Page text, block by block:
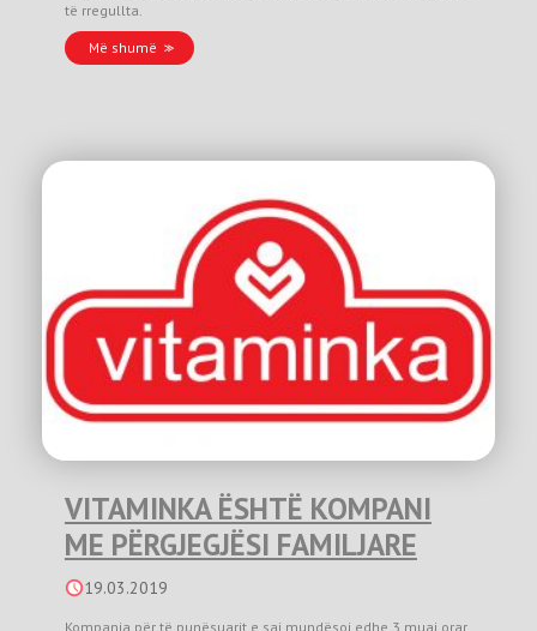
të rregullta.
Më shumë
VITAMINKA ËSHTË KOMPANI
ME PËRGJEGJËSI FAMILJARE
19.03.2019
Kompania për të punësuarit e saj mundësoi edhe 3 muaj orar